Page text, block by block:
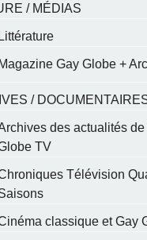
/ MÉDIAS
Littérature
Magazine Gay Globe +
/
des actualités de
TV
Télévision
classique et Gay